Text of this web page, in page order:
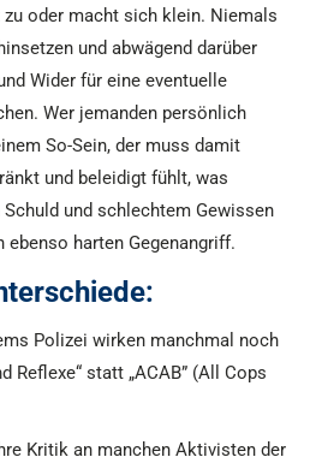
oder macht sich klein. Niemals
und abwägend darüber
Wider für eine eventuelle
Wer jemanden persönlich
So-Sein, der muss damit
und beleidigt fühlt, was
und schlechtem Gewissen
harten Gegenangriff.
Polizei wirken manchmal noch
Reflexe“ statt „ACAB” (All Cops
Kritik an manchen Aktivisten der